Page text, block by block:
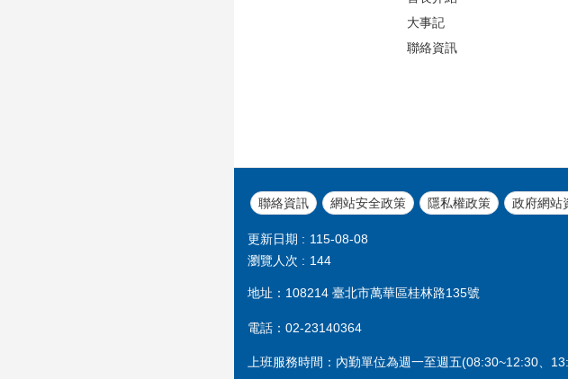
大事記
聯絡資訊
聯絡資訊 網站安全政策 隱私權政策 政府網站
更新日期
115-08-08
瀏覽人次
144
地址：108214 臺北市萬華區桂林路135號
電話：02-23140364
上班服務時間：內勤單位為週一至週五(08:30~12:30、